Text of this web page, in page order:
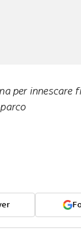
per innescare